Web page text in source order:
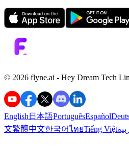
©️ 2026 flyne.ai - Hey Dream Tech
English 日本語PortuguêsEspañol
文繁體中文한국어ไทยTiếng Việt